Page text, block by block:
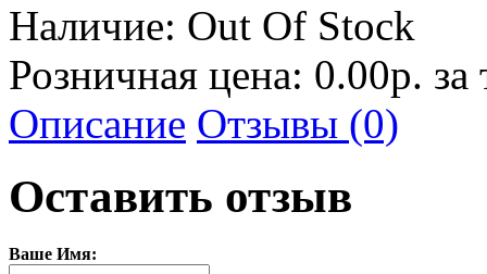
Наличие: Out Of Stock
Розничная цена: 0.00р.
Описание Отзывы (0)
Оставить отзыв
Ваше Имя: